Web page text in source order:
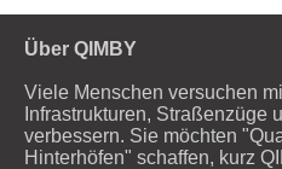
Über QIMBY
Viele Menschen versuchen
Infrastrukturen, Straßenzüge
verbessern. Sie möchten
Hinterhöfen" schaffen, kurz